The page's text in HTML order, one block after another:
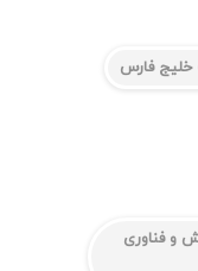
خلیج فارس
و فناوری